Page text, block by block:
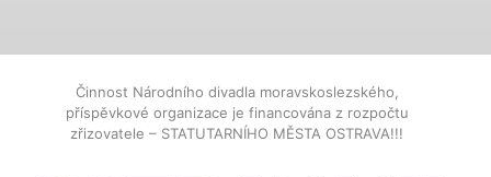
Činnost Národního divadla moravskoslezského,
příspěvkové organizace je financována z rozpočtu
zřizovatele – STATUTARNÍHO MĚSTA OSTRAVA!!!